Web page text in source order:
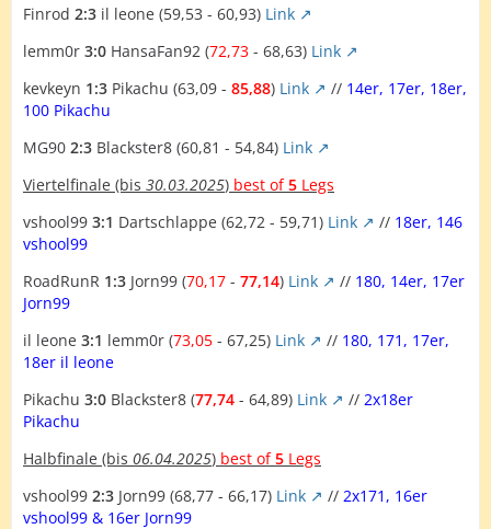
Finrod 2:3 il leone (59,53 - 60,93) Link
lemm0r 3:0 HansaFan92 (72,73 - 68,63) Link
kevkeyn 1:3 Pikachu (63,09 - 85,88) Link // 14er, 17er, 18er,
100 Pikachu
MG90 2:3 Blackster8 (60,81 - 54,84) Link
Viertelfinale (bis 30.03.2025) best of 5 Legs
vshool99 3:1 Dartschlappe (62,72 - 59,71) Link // 18er, 146
vshool99
RoadRunR 1:3 Jorn99 (70,17 - 77,14) Link // 180, 14er, 17er
Jorn99
il leone 3:1 lemm0r (73,05 - 67,25) Link // 180, 171, 17er,
18er il leone
Pikachu 3:0 Blackster8 (77,74 - 64,89) Link // 2x18er
Pikachu
Halbfinale (bis 06.04.2025) best of 5 Legs
vshool99 2:3 Jorn99 (68,77 - 66,17) Link // 2x171, 16er
vshool99 & 16er Jorn99